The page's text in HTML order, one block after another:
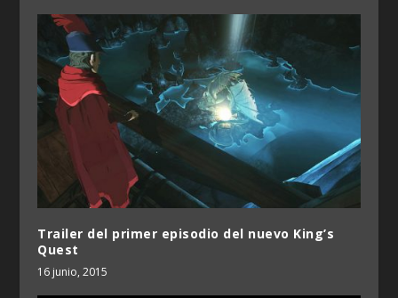
Trailer del primer episodio del nuevo King’s
Quest
16 junio, 2015